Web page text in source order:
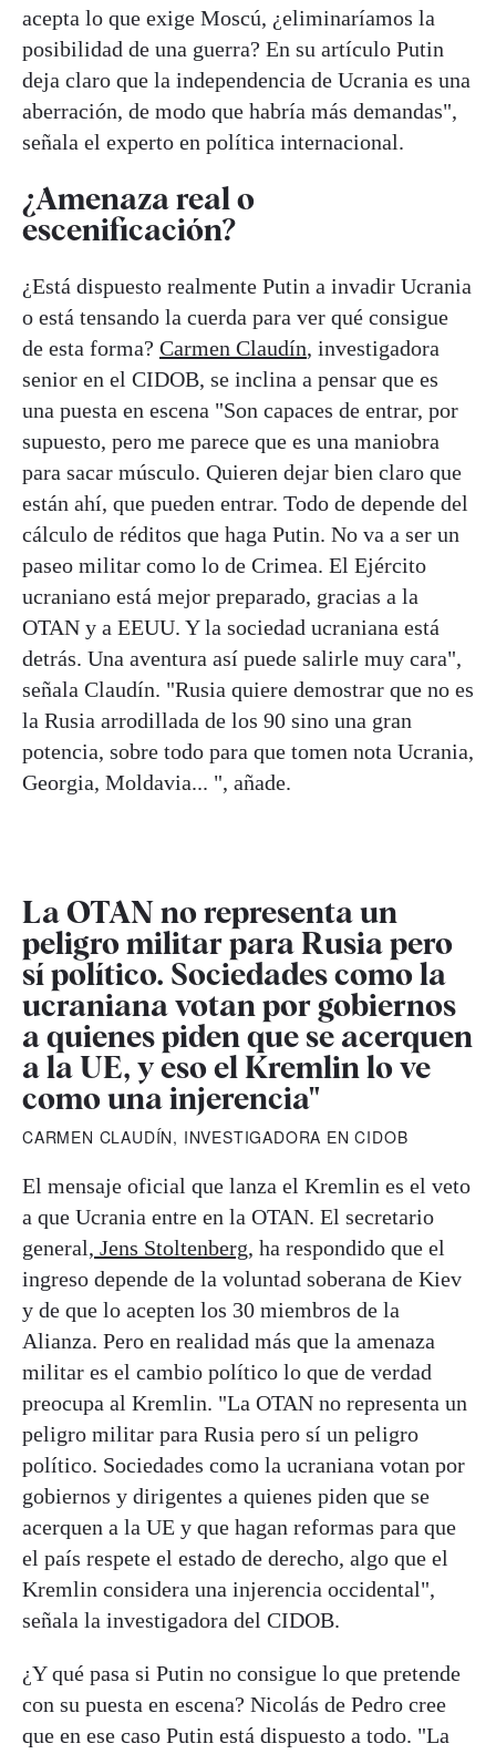
acepta lo que exige Moscú, ¿eliminaríamos la
posibilidad de una guerra? En su artículo Putin
deja claro que la independencia de Ucrania es una
aberración, de modo que habría más demandas",
señala el experto en política internacional.
¿Amenaza real o
escenificación?
¿Está dispuesto realmente Putin a invadir Ucrania
o está tensando la cuerda para ver qué consigue
de esta forma? Carmen Claudín, investigadora
senior en el CIDOB, se inclina a pensar que es
una puesta en escena "Son capaces de entrar, por
supuesto, pero me parece que es una maniobra
para sacar músculo. Quieren dejar bien claro que
están ahí, que pueden entrar. Todo de depende del
cálculo de réditos que haga Putin. No va a ser un
paseo militar como lo de Crimea. El Ejército
ucraniano está mejor preparado, gracias a la
OTAN y a EEUU. Y la sociedad ucraniana está
detrás. Una aventura así puede salirle muy cara",
señala Claudín. "Rusia quiere demostrar que no es
la Rusia arrodillada de los 90 sino una gran
potencia, sobre todo para que tomen nota Ucrania,
Georgia, Moldavia... ", añade.
La OTAN no representa un
peligro militar para Rusia pero
sí político. Sociedades como la
ucraniana votan por gobiernos
a quienes piden que se acerquen
a la UE, y eso el Kremlin lo ve
como una injerencia"
CARMEN CLAUDÍN, INVESTIGADORA EN CIDOB
El mensaje oficial que lanza el Kremlin es el veto
a que Ucrania entre en la OTAN. El secretario
general, Jens Stoltenberg, ha respondido que el
ingreso depende de la voluntad soberana de Kiev
y de que lo acepten los 30 miembros de la
Alianza. Pero en realidad más que la amenaza
militar es el cambio político lo que de verdad
preocupa al Kremlin. "La OTAN no representa un
peligro militar para Rusia pero sí un peligro
político. Sociedades como la ucraniana votan por
gobiernos y dirigentes a quienes piden que se
acerquen a la UE y que hagan reformas para que
el país respete el estado de derecho, algo que el
Kremlin considera una injerencia occidental",
señala la investigadora del CIDOB.
¿Y qué pasa si Putin no consigue lo que pretende
con su puesta en escena? Nicolás de Pedro cree
que en ese caso Putin está dispuesto a todo. "La